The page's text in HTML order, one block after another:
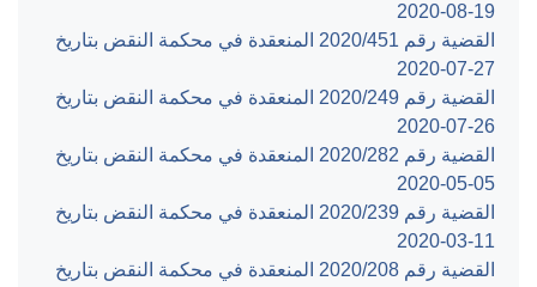
‎2020-08-19‏
القضية رقم ‎451‏/‎2020‏ المنعقدة في محكمة النقض بتاريخ
‎2020-07-27‏
القضية رقم ‎249‏/‎2020‏ المنعقدة في محكمة النقض بتاريخ
‎2020-07-26‏
القضية رقم ‎282‏/‎2020‏ المنعقدة في محكمة النقض بتاريخ
‎2020-05-05‏
القضية رقم ‎239‏/‎2020‏ المنعقدة في محكمة النقض بتاريخ
‎2020-03-11‏
القضية رقم ‎208‏/‎2020‏ المنعقدة في محكمة النقض بتاريخ